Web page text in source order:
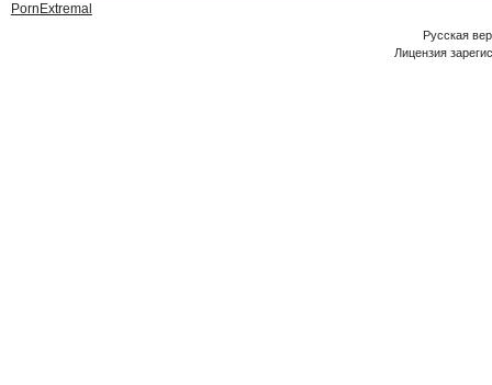
PornExtremal
Русская
Лицензия